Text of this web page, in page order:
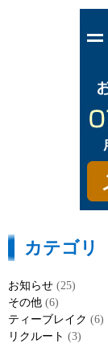
カテゴリ
お知らせ (25)
その他 (6)
ティーブレイク (6)
リクルート (3)